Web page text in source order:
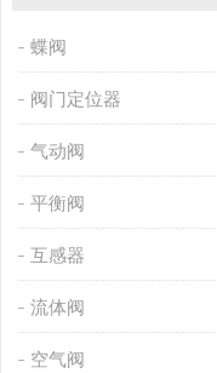
蝶阀
阀门定位器
气动阀
平衡阀
互感器
流体阀
空气阀